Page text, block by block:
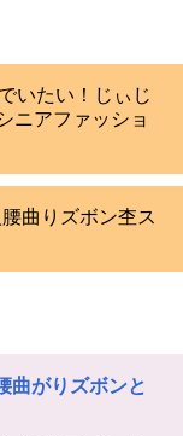
いたい！じぃじ
ニアファッショ
曲りズボン杢ス
がりズボンと